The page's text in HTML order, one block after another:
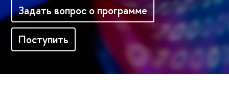
Задать вопрос о программе
Поступить